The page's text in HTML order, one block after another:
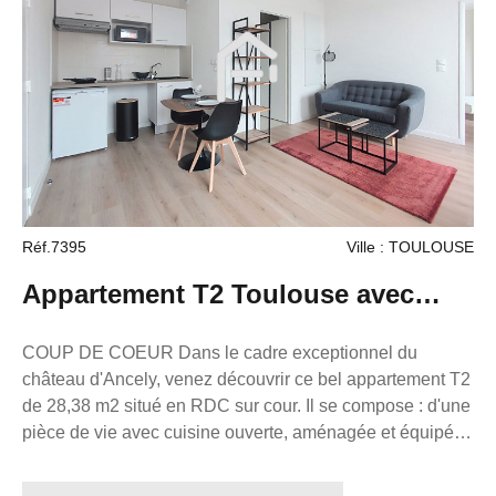
village . proche de toutes commodités , A9 à 2 kms.
bassin de Thau à 5 mn . Sète 15 mn , st jean de vedas
Montpellier 12 mn A9 . bus sur place , SNCF à Sète ou
Frontignan 15 MN . Le bien est idéal pour un
investissement locatif . foncier 680 euros . diagnostics en
cours . votre contact pour ce bien : Mr Alban Monzo
conseiller immobilier France proprio . ( salarié ). tel : 06
61 17 91 26 . email : amonzo@franceproprio.com.
Réf.7395 Ville : TOULOUSE
Appartement T2 Toulouse avec
balcon COUP DE COEUR
COUP DE COEUR Dans le cadre exceptionnel du
château d'Ancely, venez découvrir ce bel appartement T2
de 28,38 m2 situé en RDC sur cour. Il se compose : d'une
pièce de vie avec cuisine ouverte, aménagée et équipée